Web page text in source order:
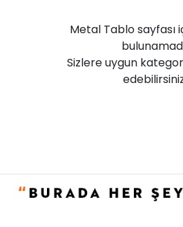
Metal Tablo sayfası
Sizlere uygun